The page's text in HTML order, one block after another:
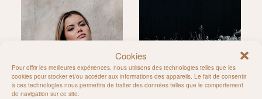
Cookies
Pour offrir les meilleures expériences, nous utilisons des technologies telles que les
cookies pour stocker et/ou accéder aux informations des appareils. Le fait de consentir
à ces technologies nous permettra de traiter des données telles que le comportement
de navigation sur ce site.